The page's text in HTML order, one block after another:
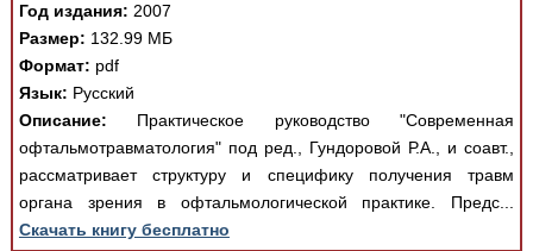
Год издания: 2007
Размер: 132.99 МБ
Формат: pdf
Язык: Русский
Описание: Практическое руководство "Современная
офтальмотравматология" под ред., Гундоровой Р.А., и соавт.,
рассматривает структуру и специфику получения травм
органа зрения в офтальмологической практике. Предс...
Скачать книгу бесплатно